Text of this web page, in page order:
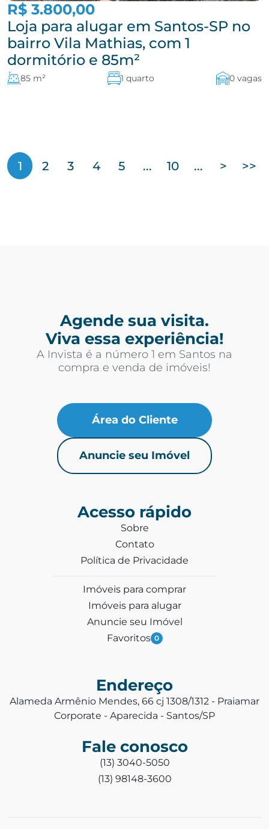
R$ 3.800,00
Loja para alugar em Santos-SP no
bairro Vila Mathias, com 1
dormitório e 85m²
85 m² 1 quarto 0 vagas
1 2 3 4 5 ... 10 ... > >>
Agende sua visita.
Viva essa experiência!
A Invista é a número 1 em Santos na
compra e venda de imóveis!
Área do Cliente
Anuncie seu Imóvel
Acesso rápido
Sobre
Contato
Política de Privacidade
Imóveis para comprar
Imóveis para alugar
Anuncie seu Imóvel
Favoritos 0
Endereço
Alameda Armênio Mendes, 66 cj 1308/1312 - Praiamar
Corporate - Aparecida - Santos/SP
Fale conosco
(13) 3040-5050
(13) 98148-3600